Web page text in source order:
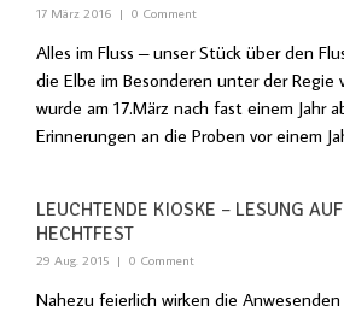
17 März 2016 | 0 Comment
Alles im Fluss – unser Stück über den
die Elbe im Besonderen unter der Regie
wurde am 17.März nach fast einem Jahr
Erinnerungen an die Proben vor einem
LEUCHTENDE KIOSKE – LESUNG
HECHTFEST
29 Aug. 2015 | 0 Comment
Nahezu feierlich wirken die